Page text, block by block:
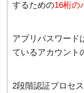
するための16桁の
アプリパスワード
ているアカウント
2段階認証プロセ